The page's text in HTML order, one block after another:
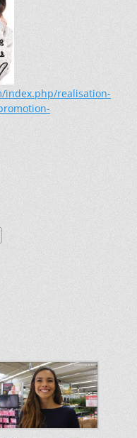
index.php/realisation-